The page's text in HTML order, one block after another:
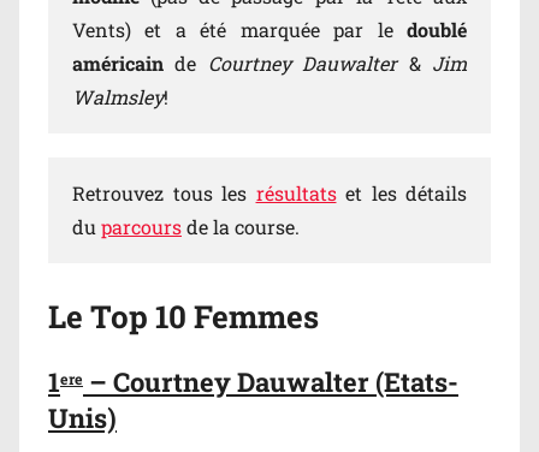
Vents) et a été marquée par le doublé
américain de Courtney Dauwalter& Jim
Walmsley!
Retrouvez tous les résultatset les détails
du parcoursde la course.
Le Top 10 Femmes
1ere – Courtney Dauwalter (Etats-
Unis)